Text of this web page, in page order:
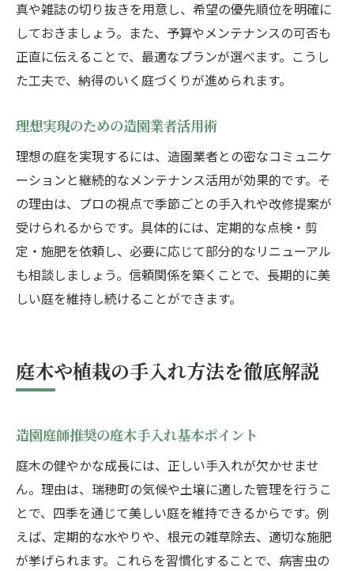
真や雑誌の切り抜きを用意し、希望の優先順位を明確に
しておきましょう。また、予算やメンテナンスの可否も
正直に伝えることで、最適なプランが選べます。こうし
た工夫で、納得のいく庭づくりが進められます。
理想実現のための造園業者活用術
理想の庭を実現するには、造園業者との密なコミュニケ
ーションと継続的なメンテナンス活用が効果的です。そ
の理由は、プロの視点で季節ごとの手入れや改修提案が
受けられるからです。具体的には、定期的な点検・剪
定・施肥を依頼し、必要に応じて部分的なリニューアル
も相談しましょう。信頼関係を築くことで、長期的に美
しい庭を維持し続けることができます。
庭木や植栽の手入れ方法を徹底解説
造園庭師推奨の庭木手入れ基本ポイント
庭木の健やかな成長には、正しい手入れが欠かせませ
ん。理由は、瑞穂町の気候や土壌に適した管理を行うこ
とで、四季を通じて美しい庭を維持できるからです。例
えば、定期的な水やりや、根元の雑草除去、適切な施肥
が挙げられます。これらを習慣化することで、病害虫の